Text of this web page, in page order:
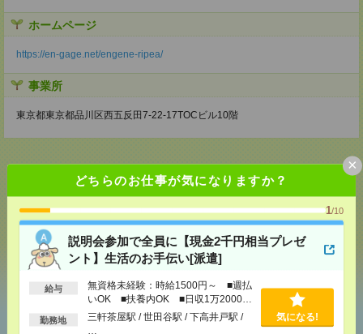
どちらのお仕事が気になりますか？
1/10
説明会参加で全員に【現金2千円相当プレゼ
ント】生活のお手伝い[派遣]
給与
無資格未経験：時給1500円～ ■週払
いOK ■扶養内OK ■日収1万2000円
以上
勤務地
三軒茶屋駅 / 世田谷駅 / 下高井戸駅 /
気になる!
×
ホームページ
https://en-gage.net/engene-ripea/
事業所
東京都東京都品川区西五反田7‐22‐17TOCビル10階
応募ページへ
気になる！
あなたの閲覧履歴からの